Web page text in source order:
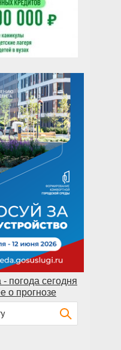
погода сегодня
о прогнозе